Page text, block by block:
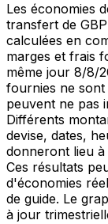
Les économies
transfert de
calculées en
marges et frais
même jour 8/8/
fournies ne
peuvent ne pas
Différents
devise, dates,
donneront lieu
Ces résultats
d'économies
de guide. Le
à jour